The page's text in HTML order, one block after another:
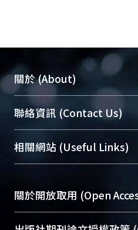
關於 (About)
臺大位居世界頂尖大學之
展現本校豐碩的研究成果
機構典藏（NTUR）與學術
台，成為臺大學術典藏
成果。
To permanently archive
聯絡資訊 (Contact Us)
總館學科館員(Main Library)
醫學圖書館學科館員
Sciences Library)
相關網站 (Useful Links)
關於開放取用 (Open